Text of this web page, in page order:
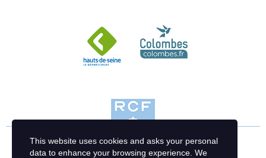
This website uses cookies and asks your personal
data to enhance your browsing experience. We